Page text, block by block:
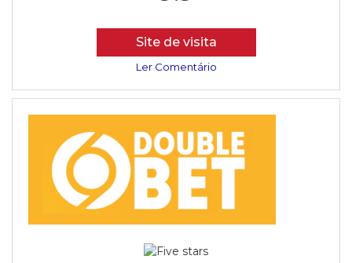
Site de visita
Ler Comentário